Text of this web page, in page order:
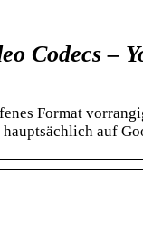
Codecs –
Format
auf